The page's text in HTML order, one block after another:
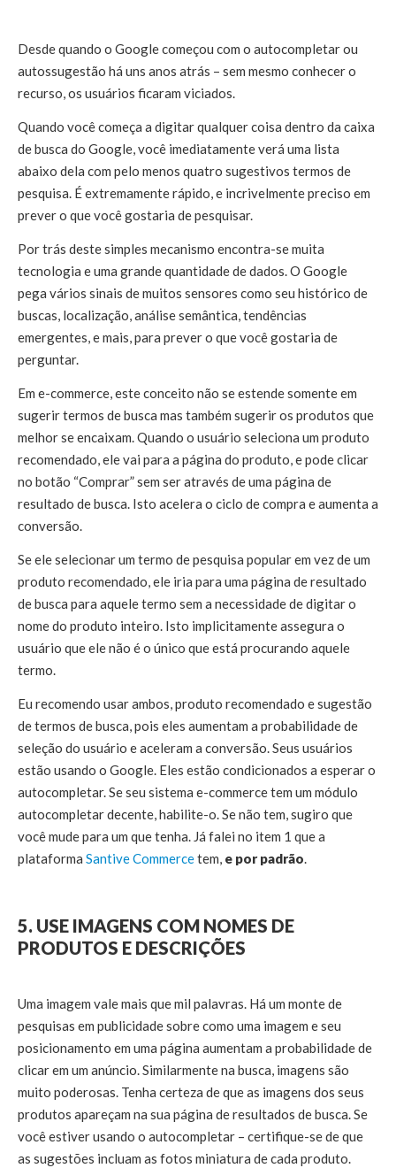
Desde quando o Google começou com o autocompletar ou
autossugestão há uns anos atrás – sem mesmo conhecer o
recurso, os usuários ficaram viciados.
Quando você começa a digitar qualquer coisa dentro da caixa
de busca do Google, você imediatamente verá uma lista
abaixo dela com pelo menos quatro sugestivos termos de
pesquisa. É extremamente rápido, e incrivelmente preciso em
prever o que você gostaria de pesquisar.
Por trás deste simples mecanismo encontra-se muita
tecnologia e uma grande quantidade de dados. O Google
pega vários sinais de muitos sensores como seu histórico de
buscas, localização, análise semântica, tendências
emergentes, e mais, para prever o que você gostaria de
perguntar.
Em e-commerce, este conceito não se estende somente em
sugerir termos de busca mas também sugerir os produtos que
melhor se encaixam. Quando o usuário seleciona um produto
recomendado, ele vai para a página do produto, e pode clicar
no botão “Comprar” sem ser através de uma página de
resultado de busca. Isto acelera o ciclo de compra e aumenta a
conversão.
Se ele selecionar um termo de pesquisa popular em vez de um
produto recomendado, ele iria para uma página de resultado
de busca para aquele termo sem a necessidade de digitar o
nome do produto inteiro. Isto implicitamente assegura o
usuário que ele não é o único que está procurando aquele
termo.
Eu recomendo usar ambos, produto recomendado e sugestão
de termos de busca, pois eles aumentam a probabilidade de
seleção do usuário e aceleram a conversão. Seus usuários
estão usando o Google. Eles estão condicionados a esperar o
autocompletar. Se seu sistema e-commerce tem um módulo
autocompletar decente, habilite-o. Se não tem, sugiro que
você mude para um que tenha. Já falei no item 1 que a
plataforma Santive Commercetem, e por padrão.
5. USE IMAGENS COM NOMES DE
PRODUTOS E DESCRIÇÕES
Uma imagem vale mais que mil palavras. Há um monte de
pesquisas em publicidade sobre como uma imagem e seu
posicionamento em uma página aumentam a probabilidade de
clicar em um anúncio. Similarmente na busca, imagens são
muito poderosas. Tenha certeza de que as imagens dos seus
produtos apareçam na sua página de resultados de busca. Se
você estiver usando o autocompletar – certifique-se de que
as sugestões incluam as fotos miniatura de cada produto.